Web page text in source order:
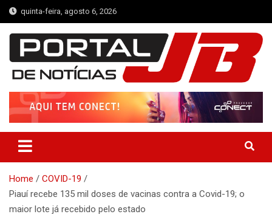
Skip
to
content
quinta-feira, agosto 6, 2026
Portal de Notícias JB
Notícias de Simplício Mendes e Região
Home
COVID-19
Piauí recebe 135 mil doses de vacinas contra a Covid-19; o
maior lote já recebido pelo estado